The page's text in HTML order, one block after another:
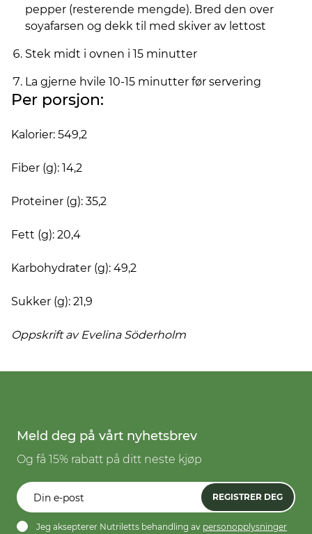
pepper (resterende mengde). Bred den over
soyafarsen og dekk til med skiver av lettost
Stek midt i ovnen i 15 minutter
La gjerne hvile 10-15 minutter før servering
Per porsjon:
Kalorier: 549,2
Fiber (g): 14,2
Proteiner (g): 35,2
Fett (g): 20,4
Karbohydrater (g): 49,2
Sukker (g): 21,9
Oppskrift av Evelina Söderholm
Meld deg på vårt nyhetsbrev
Og få 15% rabatt på ditt neste kjøp
REGISTRER DEG
Jeg aksepterer Nutriletts behandling av personopplysninger